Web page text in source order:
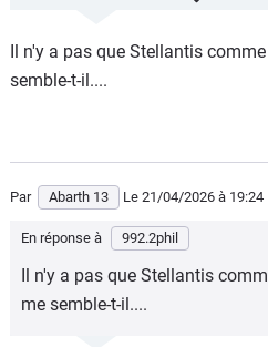
voitures qui ne sont même
Et même en cas de défauts de
Il n'y a pas que Stellantis
semble-t-il....
Par Abarth 13 Le 21/04/2026 à 19:24
En réponse à 992.2phil
Il n'y a pas que Stellantis
me semble-t-il....